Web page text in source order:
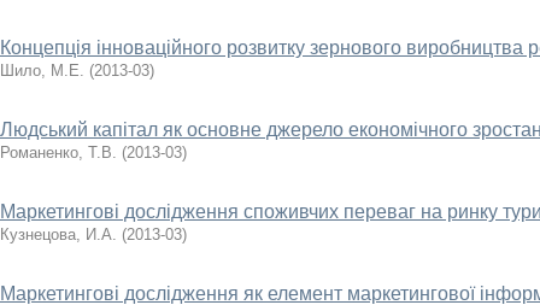
Концепція інноваційного розвитку зернового виробництва
Шило, М.Е. (2013-03)
Людський капітал як основне джерело економічного
Романенко, Т.В. (2013-03)
Маркетингові дослідження споживчих переваг на ринку
Кузнецова, И.А. (2013-03)
Маркетингові дослідження як елемент маркетингової